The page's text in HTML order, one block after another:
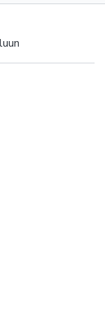
ikäisille.